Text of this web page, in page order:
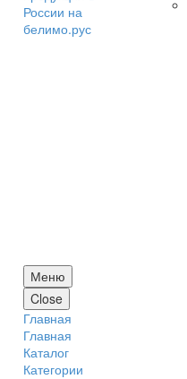
Меню
Close
Главная
Главная
Каталог
Категории